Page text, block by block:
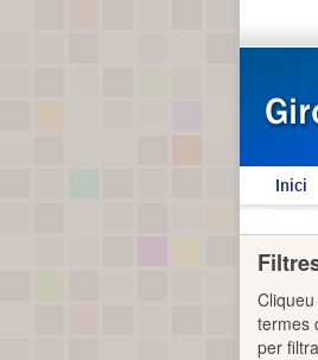
Inici
termes
per